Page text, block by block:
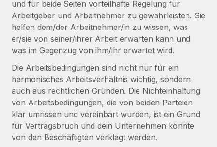
MCP
Integrationen
Prozessoptimierung mit unverzichtbaren Business-
Tools
DIENSTLEISTUNGEN
Frag unsere Expert:innen
Hilfe von Expert:innen für globale HR & Compliance
Background-Checks
Einfacheres Bewerber:innen-Screening
Strategische Technologiepartner
Flexible Einbettung von Global-HR-Funktionen in deine
Plattform
Partner werden
Entdecke die Möglichkeiten einer Partnerschaft
FALLSTUDIEN
Bibliothek für Stellenbeschreibungen
Webinare
Events
Newsroom
Informationen zu Gehältern und Qualifikationen
Insights Center
Hol dir Unterstützung
Alle Ressourcen anzeigen
한국어
中文（简体）
und für beide Seiten vorteilhafte Regelung für
Arbeitgeber und Arbeitnehmer zu gewährleisten. Sie
helfen dem/der Arbeitnehmer/in zu wissen, was
er/sie von seiner/ihrer Arbeit erwarten kann und
was im Gegenzug von ihm/ihr erwartet wird.
Die Arbeitsbedingungen sind nicht nur für ein
harmonisches Arbeitsverhältnis wichtig, sondern
auch aus rechtlichen Gründen. Die Nichteinhaltung
von Arbeitsbedingungen, die von beiden Parteien
klar umrissen und vereinbart wurden, ist ein Grund
für Vertragsbruch und dein Unternehmen könnte
von den Beschäftigten verklagt werden.